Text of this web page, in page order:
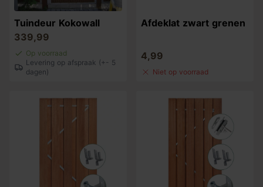
Tuindeur Kokowall
339,99
Op voorraad
Levering op afspraak (+- 5
dagen)
Afdeklat zwart grenen
4,99
Niet op voorraad